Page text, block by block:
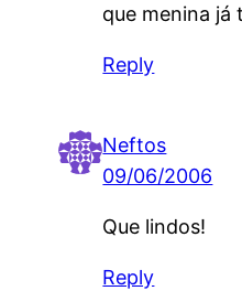
que menina já
Reply
Neftos
09/06/2006
Que lindos!
Reply